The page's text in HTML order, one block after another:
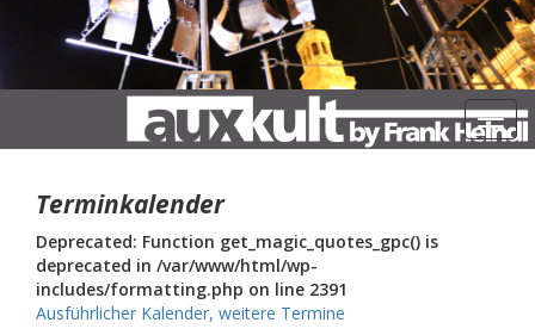
Terminkalender
Deprecated: Function get_magic_quotes_gpc() is
deprecated in /var/www/html/wp-
includes/formatting.php on line 2391
Ausführlicher Kalender, weitere Termine